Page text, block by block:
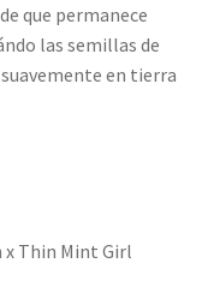
que permanece
las semillas de
en tierra
x Thin Mint Girl